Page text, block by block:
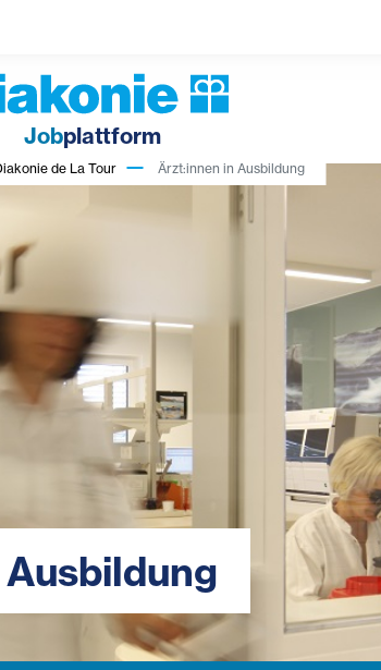
Jobplattform
de La Tour Ärzt:innen in Ausbildung